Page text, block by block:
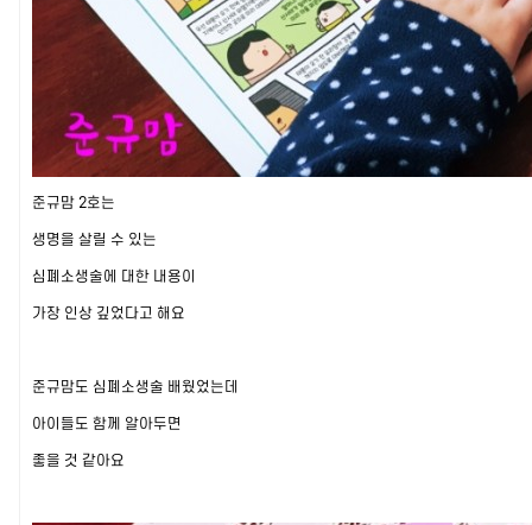
준규맘 2호는
생명을 살릴 수 있는
심폐소생술에 대한 내용이
가장 인상 깊었다고 해요
준규맘도 심폐소생술 배웠었는데
아이들도 함께 알아두면
좋을 것 같아요